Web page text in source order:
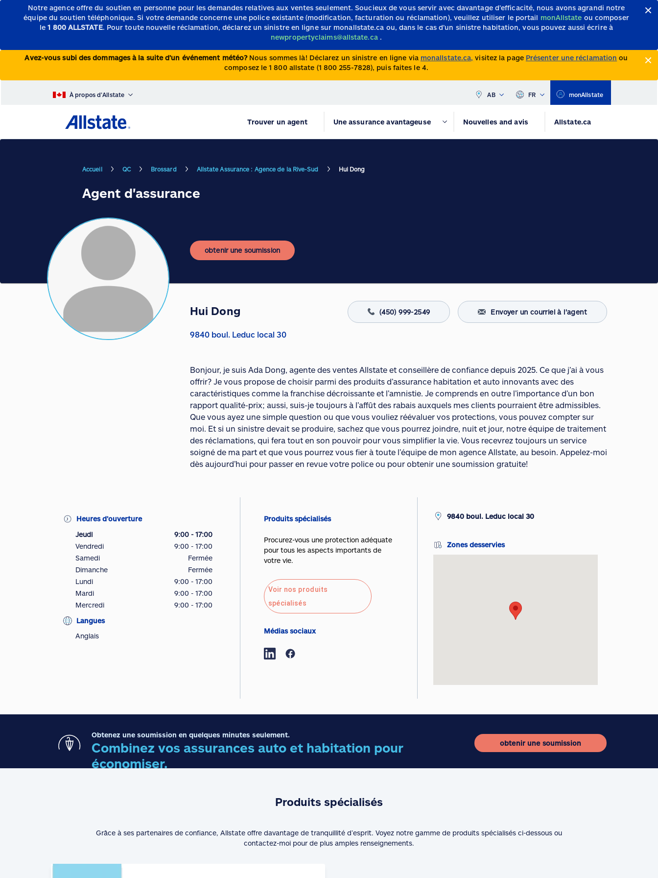
Notre agence offre du soutien en personne pour les demandes relatives aux ventes seulement.Soucieux de vous servir avec davantage d’efficacité, nous avons agrandi notre
équipe du soutien téléphonique.Si votre demande concerne une police existante (modification, facturation ou réclamation), veuillez utiliser le portail monAllstate ou composer
le1 800 ALLSTATE. Pour toute nouvelle réclamation, déclarez un sinistre en ligne sur monallstate.ca ou, dans le cas d’un sinistre habitation, vous pouvez aussi écrire à
newpropertyclaims@allstate.ca .
Avez-vous subi des dommages à la suite d’un événement météo? Nous sommes là! Déclarez un sinistre en ligne via monallstate.ca, visitez la page Présenter une réclamation ou
composez le 1 800 allstate (1 800 255-7828), puis faites le 4.
À propos d’Allstate AB FR monAllstate
Trouver un agent Une assurance avantageuse Nouvelles and avis Allstate.ca
Accueil QC Brossard Allstate Assurance : Agence de la Rive-Sud Hui Dong
Agent d'assurance
obtenir une soumission
Hui Dong (450) 999-2549 Envoyer un courriel à l'agent
9840 boul. Leduc local 30
Bonjour, je suis Ada Dong, agente des ventes Allstate et conseillère de confiance depuis 2025. Ce que j’ai à vous
offrir? Je vous propose de choisir parmi des produits d’assurance habitation et auto innovants avec des
caractéristiques comme la franchise décroissante et l’amnistie. Je comprends en outre l’importance d’un bon
rapport qualité-prix; aussi, suis-je toujours à l’affût des rabais auxquels mes clients pourraient être admissibles.
Que vous ayez une simple question ou que vous vouliez réévaluer vos protections, vous pouvez compter sur
moi. Et si un sinistre devait se produire, sachez que vous pourrez joindre, nuit et jour, notre équipe de traitement
des réclamations, qui fera tout en son pouvoir pour vous simplifier la vie. Vous recevrez toujours un service
soigné de ma part et que vous pourrez vous fier à toute l’équipe de mon agence Allstate, au besoin. Appelez-moi
dès aujourd’hui pour passer en revue votre police ou pour obtenir une soumission gratuite!
Heures d’ouverture
Jeudi
9:00 - 17:00
Vendredi
9:00 - 17:00
Samedi
Fermée
Dimanche
Fermée
Lundi
9:00 - 17:00
Mardi
9:00 - 17:00
Mercredi
9:00 - 17:00
Langues
Anglais
Produits spécialisés
Procurez-vous une protection adéquate
pour tous les aspects importants de
votre vie.
Voir nos produits
spécialisés
Médias sociaux
9840 boul. Leduc local 30
Zones desservies
Obtenez une soumission en quelques minutes seulement.
Combinez vos assurances auto et habitation pour
économiser.
obtenir une soumission
Produits spécialisés
Grâce à ses partenaires de confiance, Allstate offre davantage de tranquillité d’esprit. Voyez notre gamme de produits spécialisés ci-dessous ou
contactez-moi pour de plus amples renseignements.